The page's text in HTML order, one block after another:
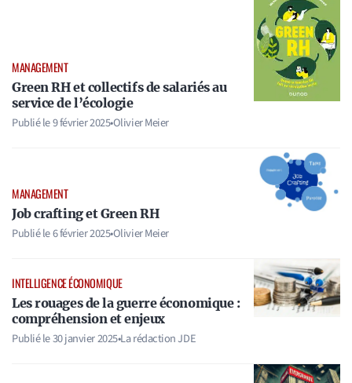
MANAGEMENT
Green RH et collectifs de salariés au
service de l’écologie
Publié le9 février 2025•Olivier Meier
MANAGEMENT
Job crafting et Green RH
Publié le6 février 2025•Olivier Meier
INTELLIGENCE ÉCONOMIQUE
Les rouages de la guerre économique :
compréhension et enjeux
Publié le30 janvier 2025•La rédaction JDE